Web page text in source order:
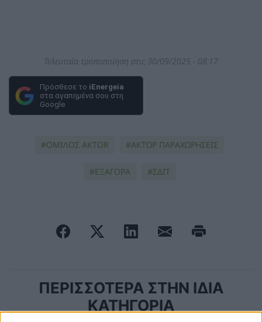
Τελευταία τροποποίηση στις 30/09/2025 - 08:17
Πρόσθεσε το iEnergeia
στα αγαπημένα σου στη
Google
ΟΜΙΛΟΣ AKTOR ΑΚΤΩΡ ΠΑΡΑΧΩΡΗΣΕΙΣ
ΕΞΑΓΟΡΑ ΣΔΙΤ
ΠΕΡΙΣΣΟΤΕΡΑ ΣΤΗΝ ΙΔΙΑ
ΚΑΤΗΓΟΡΙΑ